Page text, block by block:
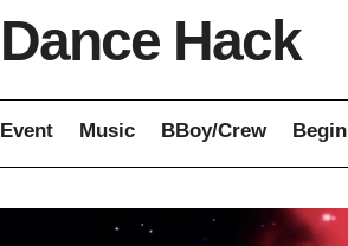
Dance Hack
Event Music BBoy/Crew